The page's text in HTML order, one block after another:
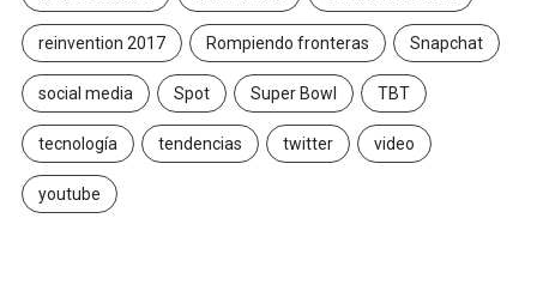
reinvention 2017 Rompiendo fronteras Snapchat
social media Spot Super Bowl TBT
tecnología tendencias twitter video
youtube